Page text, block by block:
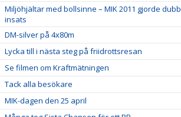
Miljöhjältar med bollsinne – MIK 2011 gjorde
insats
DM-silver på 4x80m
Lycka till i nästa steg på friidrottsresan
Se filmen om Kraftmätningen
Tack alla besökare
MIK-dagen den 25 april